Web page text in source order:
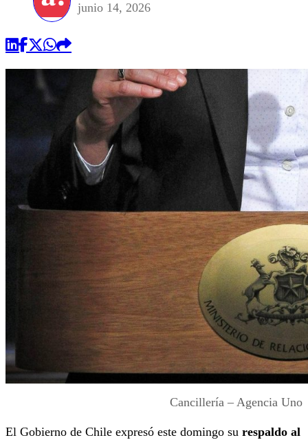
junio 14, 2026
Cancillería – Agencia Uno
El Gobierno de Chile expresó este domingo su respaldo al